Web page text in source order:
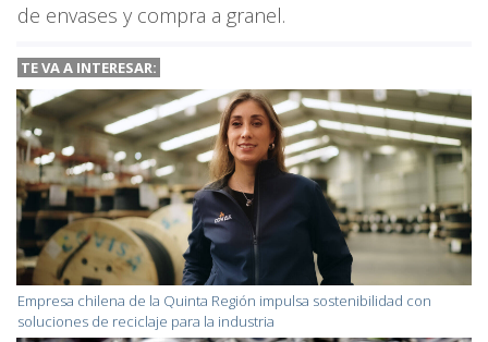
de envases y compra a granel.
TE VA A INTERESAR:
Empresa chilena de la Quinta Región impulsa sostenibilidad con
soluciones de reciclaje para la industria